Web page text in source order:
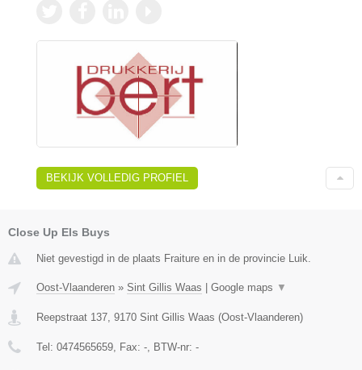
BEKIJK VOLLEDIG PROFIEL
Close Up Els Buys
Niet gevestigd in de plaats Fraiture en in de provincie Luik.
Oost-Vlaanderen » Sint Gillis Waas Google maps ▼
Reepstraat 137, 9170 Sint Gillis Waas (Oost-Vlaanderen)
Tel: 0474565659, Fax: -, BTW-nr: -